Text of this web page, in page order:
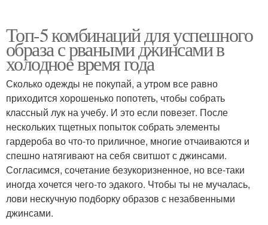
Топ-5 комбинаций для успешного
образа с рваными джинсами в
холодное время года
Сколько одежды не покупай, а утром все равно
приходится хорошенько попотеть, чтобы собрать
классный лук на учебу. И это если повезет. После
нескольких тщетных попыток собрать элементы
гардероба во что-то приличное, многие отчаиваются и
спешно натягивают на себя свитшот с джинсами.
Согласимся, сочетание безукоризненное, но все-таки
иногда хочется чего-то эдакого. Чтобы ты не мучалась,
лови нескучную подборку образов с незабвенными
джинсами.